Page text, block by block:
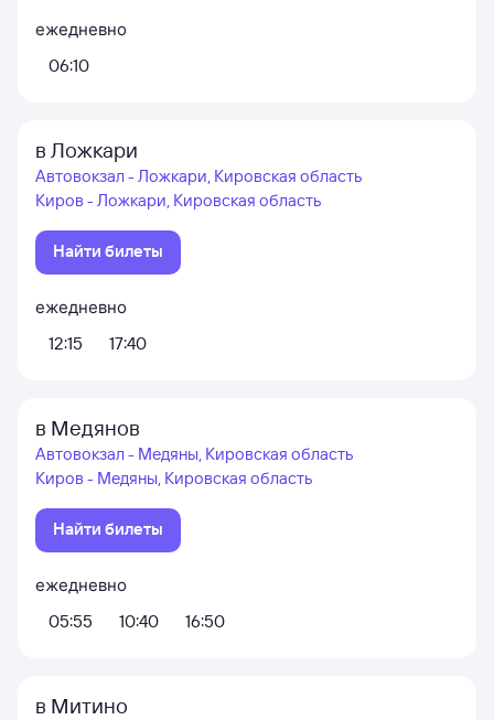
ежедневно
06:10
в Ложкари
Автовокзал - Ложкари, Кировская область
Киров - Ложкари, Кировская область
Найти билеты
ежедневно
12:15
17:40
в Медянов
Автовокзал - Медяны, Кировская область
Киров - Медяны, Кировская область
Найти билеты
ежедневно
05:55
10:40 16:50
в Митино